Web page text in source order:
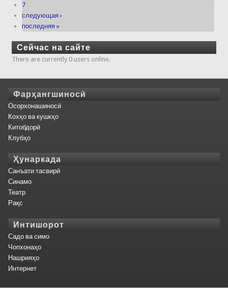
7
следующая ›
последняя »
Сейчас на сайте
There are currently 0 users online.
Фарҳангшиносӣ
Осорхонашиносӣ
Кохҳо ва кушкҳо
Китобдорӣ
Клубҳо
Ҳунаркада
Санъати тасвирӣ
Синамо
Театр
Рақс
Интишорот
Садо ва симо
Чопхонаҳо
Нашрияҳо
Интернет